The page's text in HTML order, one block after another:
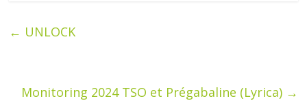
← UNLOCK
Monitoring 2024 TSO et Prégabaline (Lyrica) →